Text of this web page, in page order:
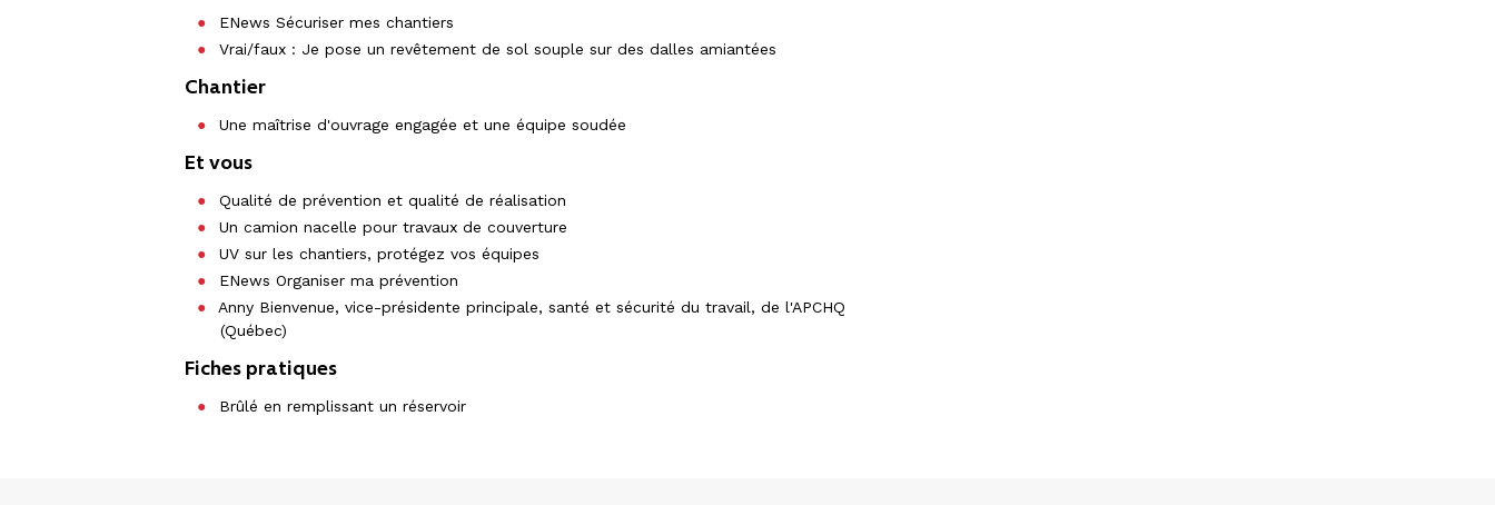
ENews Sécuriser mes chantiers
Vrai/faux : Je pose un revêtement de sol souple sur des dalles amiantées
Chantier
Une maîtrise d'ouvrage engagée et une équipe soudée
Et vous
Qualité de prévention et qualité de réalisation
Un camion nacelle pour travaux de couverture
UV sur les chantiers, protégez vos équipes
ENews Organiser ma prévention
Anny Bienvenue, vice-présidente principale, santé et sécurité du travail, de l'APCHQ
(Québec)
Fiches pratiques
Brûlé en remplissant un réservoir